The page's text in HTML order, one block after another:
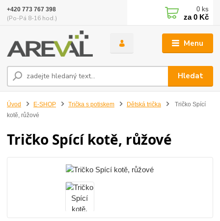
Menu
Hledat
+420 773 767 398
(Po-Pá 8-16 hod.)
0 ks
za0 Kč
Úvod E-SHOP Trička s potiskem Dětská trička
Tričko Spící
kotě, růžové
Tričko Spící kotě, růžové